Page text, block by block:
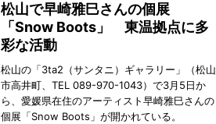
松山で早崎雅巳さんの個展
「Snow Boots」 東温拠点に多
彩な活動
松山の「3ta2（サンタニ）ギャラリー」（松山
市高井町、TEL 089-970-1043）で3月5日か
ら、愛媛県在住のアーティスト早崎雅巳さんの
個展「Snow Boots」が開かれている。